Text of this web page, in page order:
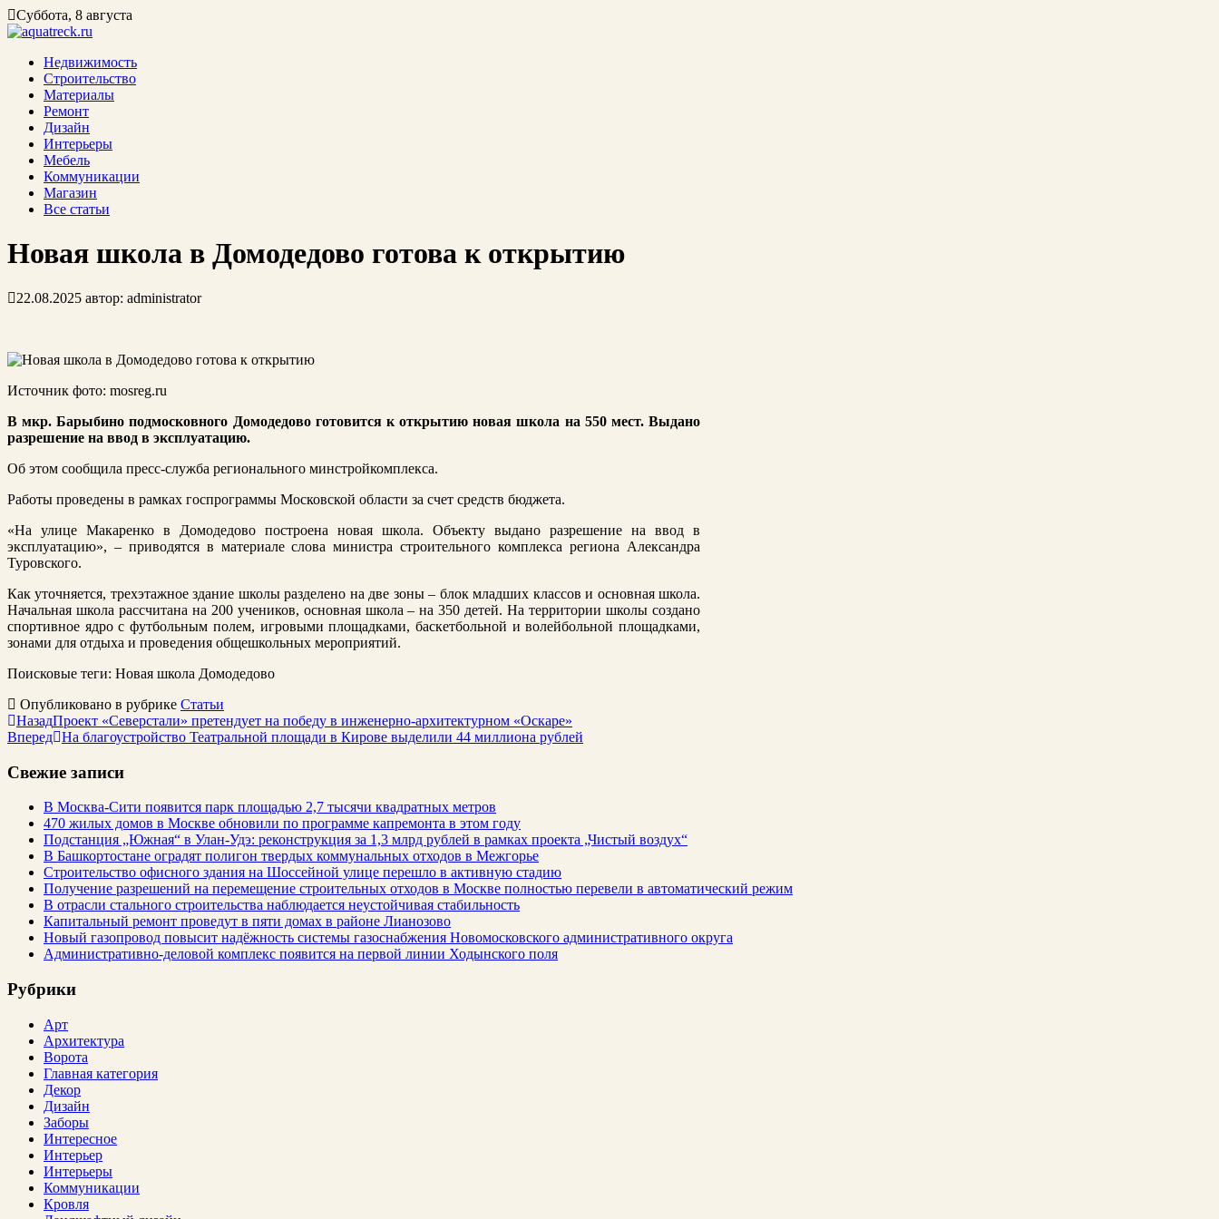
Суббота, 8 августа
Недвижимость
Строительство
Материалы
Ремонт
Дизайн
Интерьеры
Мебель
Коммуникации
Магазин
Все статьи
Новая школа в Домодедово готова к открытию
22.08.2025 автор: administrator
Источник фото: mosreg.ru
В мкр. Барыбино подмосковного Домодедово готовится к открытию новая школа на 550 мест. Выдано
разрешение на ввод в эксплуатацию.
Об этом сообщила пресс-служба регионального минстройкомплекса.
Работы проведены в рамках госпрограммы Московской области за счет средств бюджета.
«На улице Макаренко в Домодедово построена новая школа. Объекту выдано разрешение на ввод в
эксплуатацию», – приводятся в материале слова министра строительного комплекса региона Александра
Туровского.
Как уточняется, трехэтажное здание школы разделено на две зоны – блок младших классов и основная школа.
Начальная школа рассчитана на 200 учеников, основная школа – на 350 детей. На территории школы создано
спортивное ядро с футбольным полем, игровыми площадками, баскетбольной и волейбольной площадками,
зонами для отдыха и проведения общешкольных мероприятий.
Поисковые теги: Новая школа Домодедово
Опубликовано в рубрике Статьи
НазадПроект «Северстали» претендует на победу в инженерно-архитектурном «Оскаре»
Вперед На благоустройство Театральной площади в Кирове выделили 44 миллиона рублей
Свежие записи
В Москва-Сити появится парк площадью 2,7 тысячи квадратных метров
470 жилых домов в Москве обновили по программе капремонта в этом году
Подстанция „Южная“ в Улан‑Удэ: реконструкция за 1,3 млрд рублей в рамках проекта „Чистый воздух“
В Башкортостане оградят полигон твердых коммунальных отходов в Межгорье
Строительство офисного здания на Шоссейной улице перешло в активную стадию
Получение разрешений на перемещение строительных отходов в Москве полностью перевели в автоматический режим
В отрасли стального строительства наблюдается неустойчивая стабильность
Капитальный ремонт проведут в пяти домах в районе Лианозово
Новый газопровод повысит надёжность системы газоснабжения Новомосковского административного округа
Административно-деловой комплекс появится на первой линии Ходынского поля
Рубрики
Арт
Архитектура
Ворота
Главная категория
Декор
Дизайн
Заборы
Интересное
Интерьер
Интерьеры
Коммуникации
Кровля